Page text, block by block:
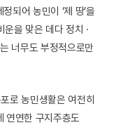
정되어 농민이 ‘제 땅’을
을 맞은 데다 정치 ·
너무도 부정적으로만
로 농민생활은 여전히
연연한 구지주층도